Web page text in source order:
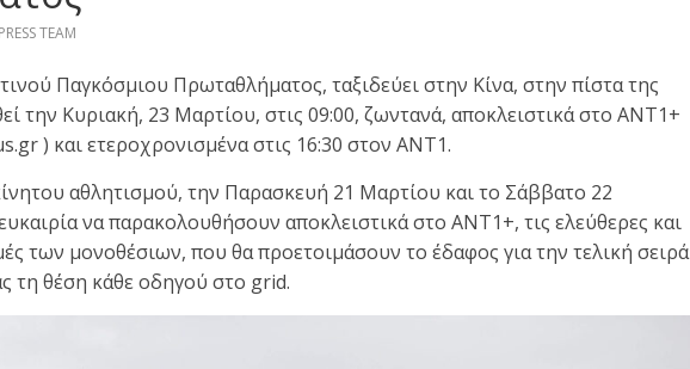
TEAM
Παγκόσμιου Πρωταθλήματος, ταξιδεύει στην Κίνα, στην πίστα της
την Κυριακή, 23 Μαρτίου, στις 09:00, ζωντανά, αποκλειστικά στο ΑΝΤ1+
) και ετεροχρονισμένα στις 16:30 στον ΑΝΤ1.
αθλητισμού, την Παρασκευή 21 Μαρτίου και το Σάββατο 22
να παρακολουθήσουν αποκλειστικά στο ΑΝΤ1+, τις ελεύθερες και
των μονοθέσιων, που θα προετοιμάσουν το έδαφος για την τελική σειρά
τη θέση κάθε οδηγού στο grid.